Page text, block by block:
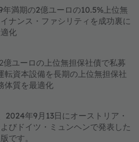
満期の2億ユーロの10.5%上位無
ナンス・ファシリティを成功裏に
化
ユーロの上位無担保社債で私募
転資本設備を長期の上位無担保社
体質を最適化
2024年9月13日にオーストリア・
びドイツ・ミュンヘンで発表した
です。